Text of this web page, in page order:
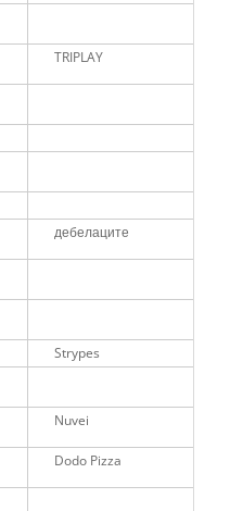
TRIPLAY
дебелаците
Strypes
Nuvei
Dodo Pizza